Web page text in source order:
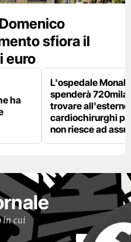
sfiora il
euro
ha
L'ospedale
spenderà 720mila
trovare all'esterno
cardiochirurghi
non riesce ad
in cui